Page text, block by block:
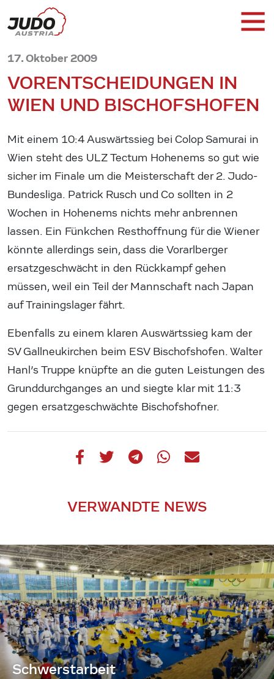
17. Oktober 2009
VORENTSCHEIDUNGEN IN
WIEN UND BISCHOFSHOFEN
Mit einem 10:4 Auswärtssieg bei Colop Samurai in
Wien steht des ULZ Tectum Hohenems so gut wie
sicher im Finale um die Meisterschaft der 2. Judo-
Bundesliga. Patrick Rusch und Co sollten in 2
Wochen in Hohenems nichts mehr anbrennen
lassen. Ein Fünkchen Resthoffnung für die Wiener
könnte allerdings sein, dass die Vorarlberger
ersatzgeschwächt in den Rückkampf gehen
müssen, weil ein Teil der Mannschaft nach Japan
auf Trainingslager fährt.
Ebenfalls zu einem klaren Auswärtssieg kam der
SV Gallneukirchen beim ESV Bischofshofen. Walter
Hanl’s Truppe knüpfte an die guten Leistungen des
Grunddurchganges an und siegte klar mit 11:3
gegen ersatzgeschwächte Bischofshofner.
VERWANDTE NEWS
Schwerstarbeit